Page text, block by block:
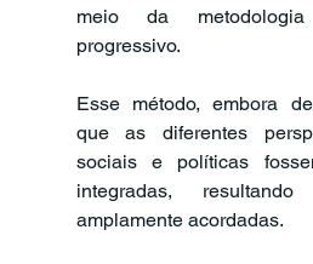
meio da
progressivo.
Esse método, embora
que as diferentes
sociais e políticas
integradas,
amplamente acordadas.